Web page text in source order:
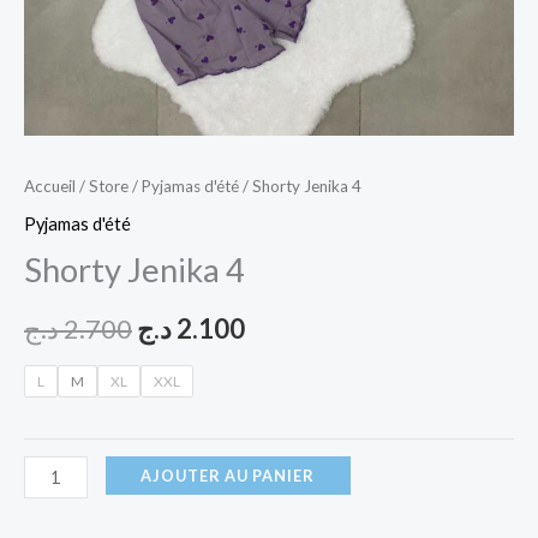
Accueil /Store/Pyjamas d'été/ Shorty Jenika 4
Pyjamas d'été
Shorty Jenika 4
2.700د.ج 2.100د.ج
L M XL XXL
AJOUTER AU PANIER